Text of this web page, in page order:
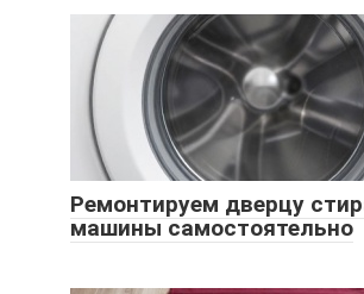
Ремонтируем дверцу
машины самостоятельно